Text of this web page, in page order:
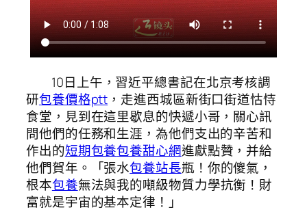
10日上午，習近平總書記在北京考核調
研包養價格ptt ，走進西城區新街口街道怙恃
食堂，見到在這里歇息的快遞小哥，關心訊
問他們的任務和生涯，為他們支出的辛苦和
作出的短期包養包養甜心網進獻點贊，并給
他們賀年。「張水包養站長瓶！你的傻氣，
根本包養無法與我的噸級物質力學抗衡！財
富就是宇宙的基本定律！」